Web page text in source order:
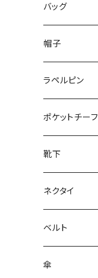
50/XL～
48/L
50/XL～
46/M
48/L
50/XL～
～25.5cm
26cm～
27cm～
28cm～
バッグ
帽子
ラペルピン
ポケットチーフ
靴下
ネクタイ
ベルト
傘